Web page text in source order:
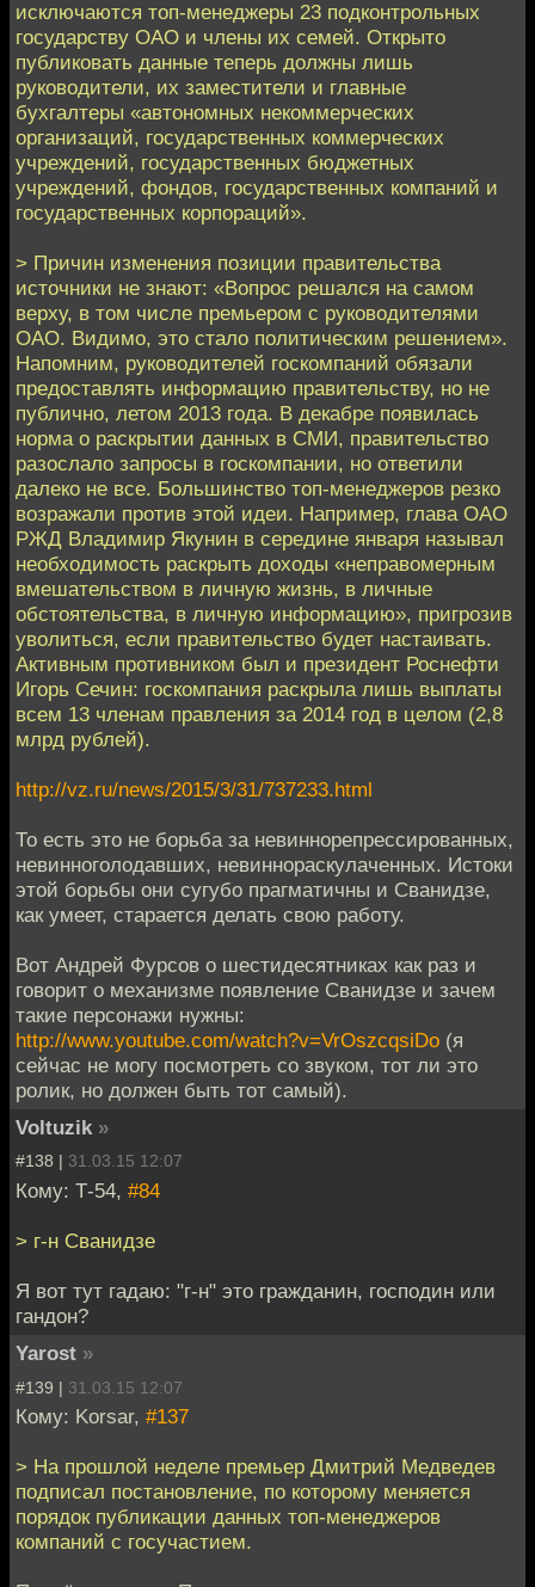
исключаются топ-менеджеры 23 подконтрольных
государству ОАО и члены их семей. Открыто
публиковать данные теперь должны лишь
руководители, их заместители и главные
бухгалтеры «автономных некоммерческих
организаций, государственных коммерческих
учреждений, государственных бюджетных
учреждений, фондов, государственных компаний и
государственных корпораций».
> Причин изменения позиции правительства
источники не знают: «Вопрос решался на самом
верху, в том числе премьером с руководителями
ОАО. Видимо, это стало политическим решением».
Напомним, руководителей госкомпаний обязали
предоставлять информацию правительству, но не
публично, летом 2013 года. В декабре появилась
норма о раскрытии данных в СМИ, правительство
разослало запросы в госкомпании, но ответили
далеко не все. Большинство топ-менеджеров резко
возражали против этой идеи. Например, глава ОАО
РЖД Владимир Якунин в середине января называл
необходимость раскрыть доходы «неправомерным
вмешательством в личную жизнь, в личные
обстоятельства, в личную информацию», пригрозив
уволиться, если правительство будет настаивать.
Активным противником был и президент Роснефти
Игорь Сечин: госкомпания раскрыла лишь выплаты
всем 13 членам правления за 2014 год в целом (2,8
млрд рублей).
http://vz.ru/news/2015/3/31/737233.html
То есть это не борьба за невиннорепрессированных,
невинноголодавших, невиннораскулаченных. Истоки
этой борьбы они сугубо прагматичны и Сванидзе,
как умеет, старается делать свою работу.
Вот Андрей Фурсов о шестидесятниках как раз и
говорит о механизме появление Сванидзе и зачем
такие персонажи нужны:
http://www.youtube.com/watch?v=VrOszcqsiDo (я
сейчас не могу посмотреть со звуком, тот ли это
ролик, но должен быть тот самый).
Voltuzik »
#138 | 31.03.15 12:07
Кому: Т-54, #84
> г-н Сванидзе
Я вот тут гадаю: "г-н" это гражданин, господин или
гандон?
Yarost »
#139 | 31.03.15 12:07
Кому: Korsar, #137
> На прошлой неделе премьер Дмитрий Медведев
подписал постановление, по которому меняется
порядок публикации данных топ-менеджеров
компаний с госучастием.